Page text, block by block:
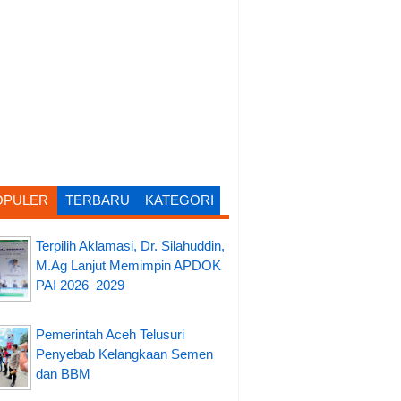
TERBARU KATEGORI
Terpilih Aklamasi, Dr. Silahuddin,
M.Ag Lanjut Memimpin APDOK
PAI 2026–2029
Pemerintah Aceh Telusuri
Penyebab Kelangkaan Semen
dan BBM